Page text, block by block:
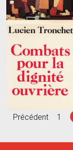
Précédent 1